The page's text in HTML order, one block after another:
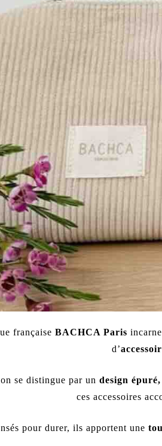
française BACHCA Paris
d’
se distingue par un design
ces accessoires
pour durer, ils apportent une